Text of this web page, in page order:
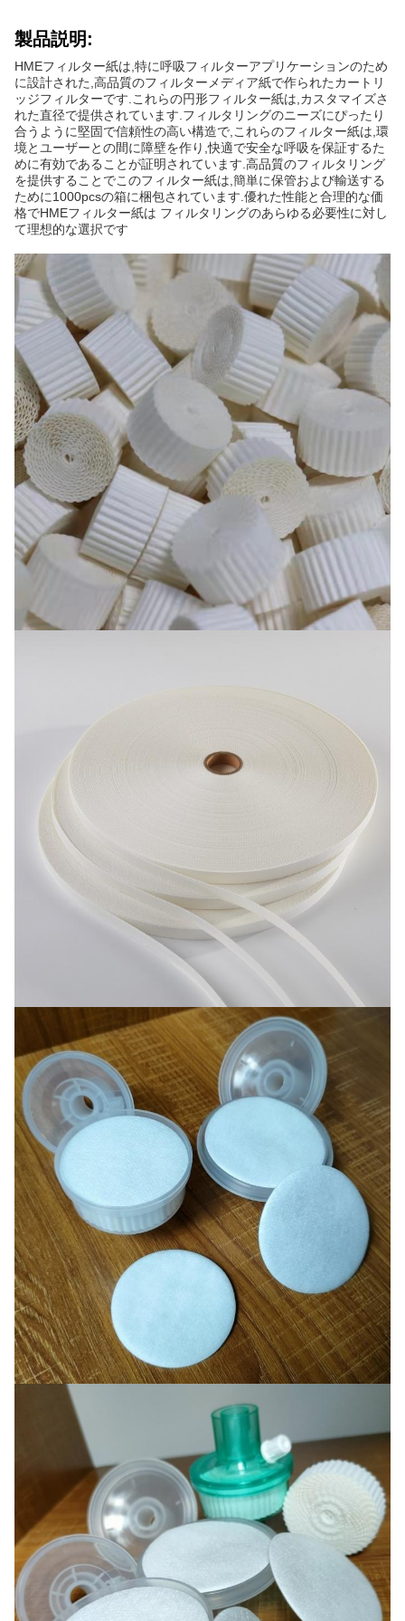
製品説明:
HMEフィルター紙は,特に呼吸フィルターアプリケーションのため
に設計された,高品質のフィルターメディア紙で作られたカートリ
ッジフィルターです.これらの円形フィルター紙は,カスタマイズさ
れた直径で提供されています.フィルタリングのニーズにぴったり
合うように堅固で信頼性の高い構造で,これらのフィルター紙は,環
境とユーザーとの間に障壁を作り,快適で安全な呼吸を保証するた
めに有効であることが証明されています.高品質のフィルタリング
を提供することでこのフィルター紙は,簡単に保管および輸送する
ために1000pcsの箱に梱包されています.優れた性能と合理的な価
格でHMEフィルター紙は フィルタリングのあらゆる必要性に対し
て理想的な選択です